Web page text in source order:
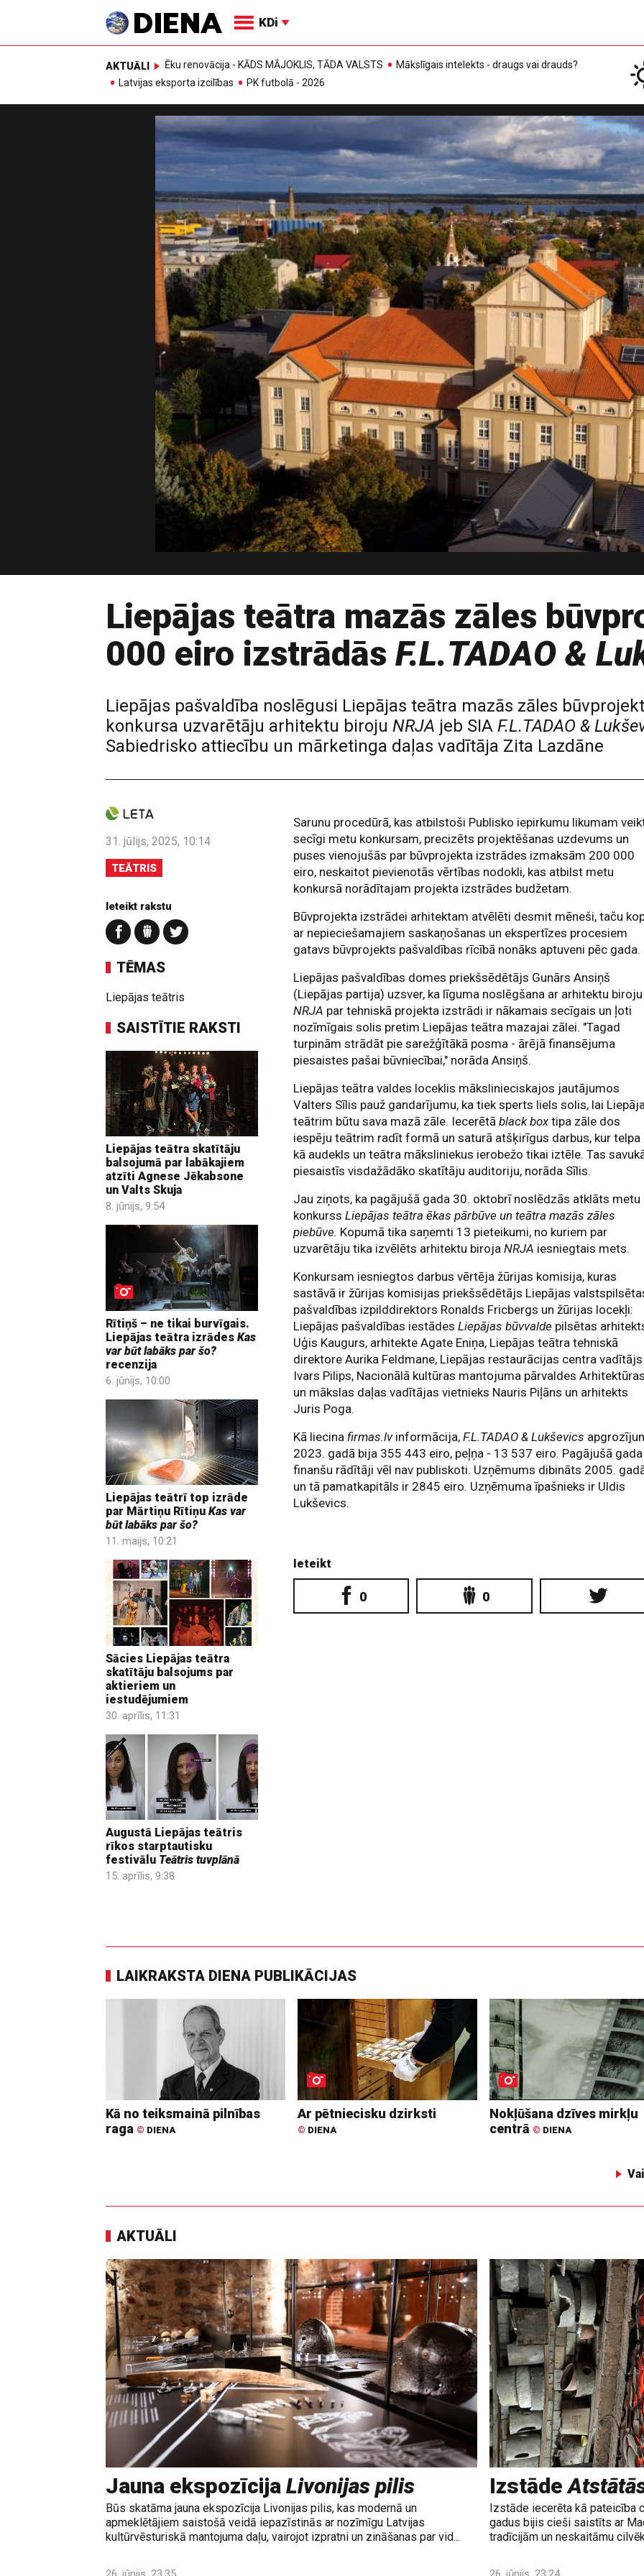
KDi
AKTUĀLI Ēku renovācija - KĀDS MĀJOKLIS, TĀDA VALSTS
Mākslīgais intelekts - draugs vai drauds?
Latvijas eksporta izcilības
PK futbolā - 2026
Liepājas teātra mazās zāles
000 eiro izstrādās F.L.TADAO &
Liepājas pašvaldība noslēgusi Liepājas teātra mazās zāles
konkursa uzvarētāju arhitektu biroju NRJA jeb SIA F.L.TADAO &
Sabiedrisko attiecību un mārketinga daļas vadītāja Zita Lazdāne
31. jūlijs, 2025, 10:14
TEĀTRIS
Ieteikt rakstu
TĒMAS
Liepājas teātris
SAISTĪTIE RAKSTI
Liepājas teātra skatītāju
balsojumā par labākajiem
atzīti Agnese Jēkabsone
un Valts Skuja
8. jūnijs, 9:54
Rītiņš – ne tikai burvīgais.
Liepājas teātra izrādes Kas
var būt labāks par šo?
recenzija
6. jūnijs, 10:00
Liepājas teātrī top izrāde
par Mārtiņu Rītiņu Kas var
būt labāks par šo?
11. maijs, 10:21
Sācies Liepājas teātra
skatītāju balsojums par
aktieriem un
iestudējumiem
30. aprīlis, 11:31
Augustā Liepājas teātris
rīkos starptautisku
festivālu Teātris tuvplānā
15. aprīlis, 9:38
Sarunu procedūrā, kas atbilstoši Publisko iepirkumu likumam
secīgi metu konkursam, precizēts projektēšanas uzdevums un
puses vienojušās par būvprojekta izstrādes izmaksām 200 000
eiro, neskaitot pievienotās vērtības nodokli, kas atbilst metu
konkursā norādītajam projekta izstrādes budžetam.
Būvprojekta izstrādei arhitektam atvēlēti desmit mēneši, taču
ar nepieciešamajiem saskaņošanas un ekspertīzes procesiem
gatavs būvprojekts pašvaldības rīcībā nonāks aptuveni pēc gada.
Liepājas pašvaldības domes priekšsēdētājs Gunārs Ansiņš
(Liepājas partija) uzsver, ka līguma noslēgšana ar arhitektu biroju
NRJA par tehniskā projekta izstrādi ir nākamais secīgais un ļoti
nozīmīgais solis pretim Liepājas teātra mazajai zālei. "Tagad
turpinām strādāt pie sarežģītākā posma - ārējā finansējuma
piesaistes pašai būvniecībai," norāda Ansiņš.
Liepājas teātra valdes loceklis mākslinieciskajos jautājumos
Valters Sīlis pauž gandarījumu, ka tiek sperts liels solis, lai
teātrim būtu sava mazā zāle. Iecerētāblack boxtipa zāle dos
iespēju teātrim radīt formā un saturā atšķirīgus darbus, kur telpa
kā audekls un teātra māksliniekus ierobežo tikai iztēle. Tas
piesaistīs visdažādāko skatītāju auditoriju, norāda Sīlis.
Jau ziņots, ka pagājušā gada 30. oktobrī noslēdzās atklāts metu
konkurss Liepājas teātra ēkas pārbūve un teātra mazās zāles
piebūve. Kopumā tika saņemti 13 pieteikumi, no kuriem par
uzvarētāju tika izvēlēts arhitektu birojaNRJA iesniegtais mets.
Konkursam iesniegtos darbus vērtēja žūrijas komisija, kuras
sastāvā ir žūrijas komisijas priekšsēdētājs Liepājas
pašvaldības izpilddirektors Ronalds Fricbergs un žūrijas locekļi:
Liepājas pašvaldības iestādesLiepājas būvvalde pilsētas
Uģis Kaugurs, arhitekte Agate Eniņa, Liepājas teātra tehniskā
direktore Aurika Feldmane, Liepājas restaurācijas centra vadītājs
Ivars Pilips, Nacionālā kultūras mantojuma pārvaldes Arhitektūras
un mākslas daļas vadītājas vietnieks Nauris Piļāns un arhitekts
Juris Poga.
Kā liecinafirmas.lvinformācija,F.L.TADAO & Lukševics
2023. gadā bija 355 443 eiro, peļņa - 13 537 eiro. Pagājušā gada
finanšu rādītāji vēl nav publiskoti. Uzņēmums dibināts 2005.
un tā pamatkapitāls ir 2845 eiro. Uzņēmuma īpašnieks ir Uldis
Lukševics.
Ieteikt
0 0
LAIKRAKSTA DIENA PUBLIKĀCIJAS
Kā no teiksmainā pilnības
raga © DIENA
Ar pētniecisku dzirksti
© DIENA
Nokļūšana dzīves mirkļu
centrā © DIENA
AKTUĀLI
Jauna ekspozīcija Livonijas pilis
Būs skatāma jauna ekspozīcija Livonijas pilis, kas modernā un
apmeklētājiem saistošā veidā iepazīstinās ar nozīmīgu Latvijas
kultūrvēsturiskā mantojuma daļu, vairojot izpratni un zināšanas par vid...
Izstāde
Izstāde iecerēta kā pateicība
gadus bijis cieši saistīts ar
tradīcijām un neskaitāmu